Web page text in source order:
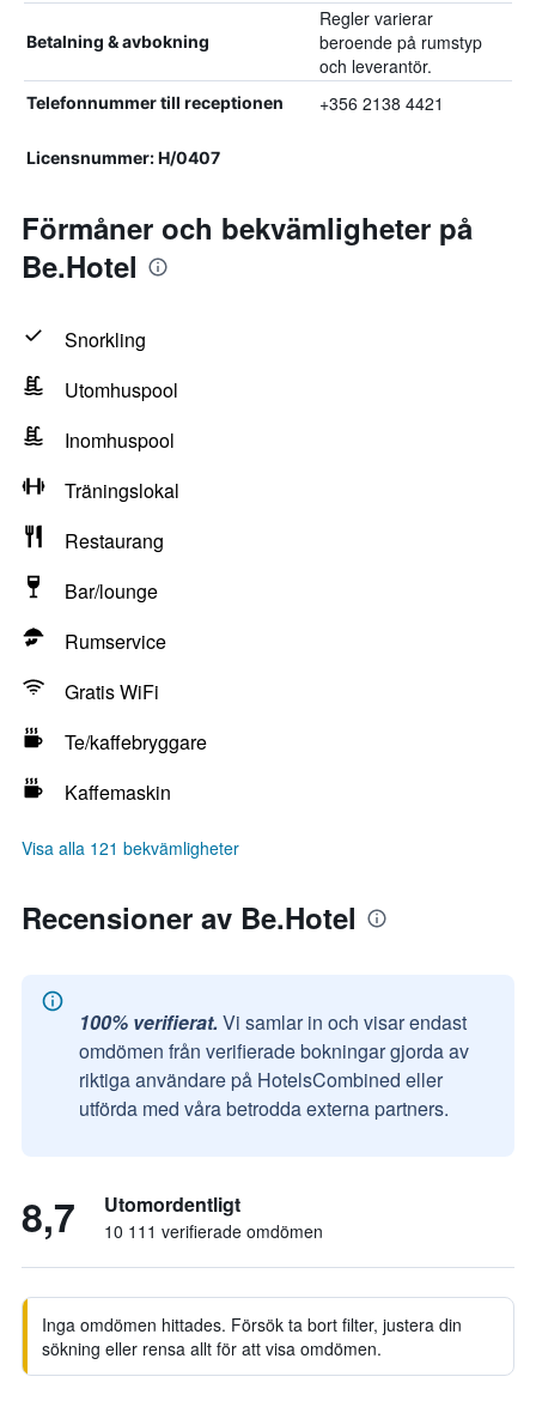
Betalning & avbokning
Regler varierar
beroende på rumstyp
och leverantör.
Telefonnummer till receptionen +356 2138 4421
Licensnummer: H/0407
Förmåner och bekvämligheter på
Be.Hotel
Snorkling
Utomhuspool
Inomhuspool
Träningslokal
Restaurang
Bar/lounge
Rumservice
Gratis WiFi
Te/kaffebryggare
Kaffemaskin
Visa alla 121 bekvämligheter
Recensioner av Be.Hotel
100% verifierat. Vi samlar in och visar endast
omdömen från verifierade bokningar gjorda av
riktiga användare på HotelsCombined eller
utförda med våra betrodda externa partners.
8,7 Utomordentligt
10 111 verifierade omdömen
Inga omdömen hittades. Försök ta bort filter, justera din
sökning eller rensa allt för att visa omdömen.